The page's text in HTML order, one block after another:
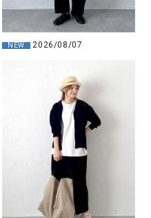
NEW 2026/08/07